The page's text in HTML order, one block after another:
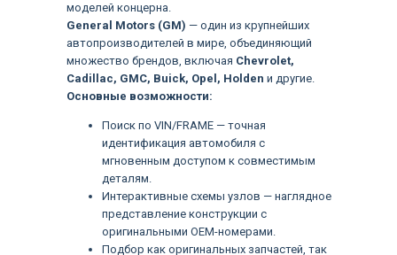
моделей концерна.
General Motors (GM) — один из крупнейших
автопроизводителей в мире, объединяющий
множество брендов, включая Chevrolet,
Cadillac, GMC, Buick, Opel, Holden и другие.
Основные возможности:
Поиск по VIN/FRAME — точная
идентификация автомобиля с
мгновенным доступом к совместимым
деталям.
Интерактивные схемы узлов — наглядное
представление конструкции с
оригинальными OEM-номерами.
Подбор как оригинальных запчастей, так